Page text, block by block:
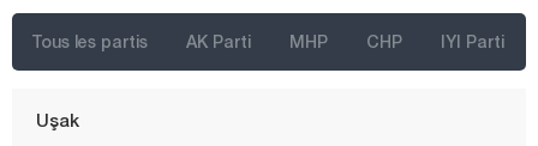
Tous les partis AK Parti MHP CHP IYI Parti
Tunceli
Uşak